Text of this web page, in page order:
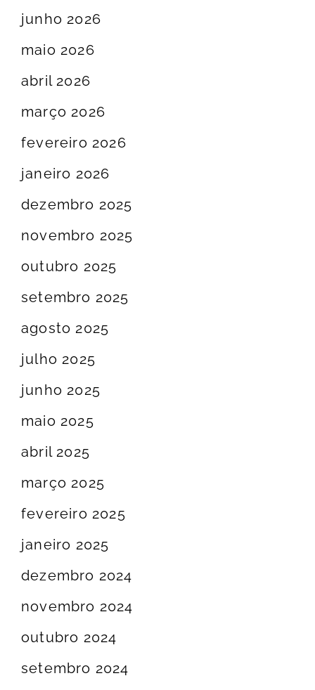
junho 2026
maio 2026
abril 2026
março 2026
fevereiro 2026
janeiro 2026
dezembro 2025
novembro 2025
outubro 2025
setembro 2025
agosto 2025
julho 2025
junho 2025
maio 2025
abril 2025
março 2025
fevereiro 2025
janeiro 2025
dezembro 2024
novembro 2024
outubro 2024
setembro 2024